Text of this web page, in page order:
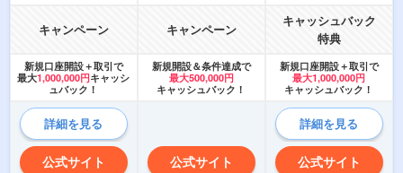
キャンペーン キャンペーン
キャッシュバック
特典
新規口座開設＋取引で
最大1,000,000円キャッシ
ュバック！
新規開設＆条件達成で
最大500,000円
キャッシュバック！
新規口座開設＋取引で
最大1,000,000円
キャッシュバック！
詳細を見る 詳細を見る
公式サイト 公式サイト 公式サイト